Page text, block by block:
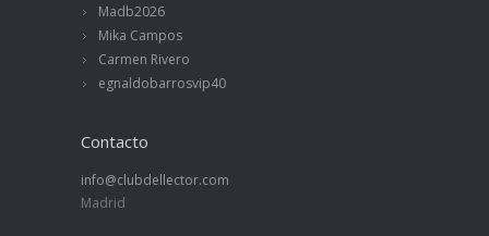
Madb2026
Mika Campos
Carmen Rivero
egnaldobarrosvip40
Contacto
info@clubdellector.com
Madrid